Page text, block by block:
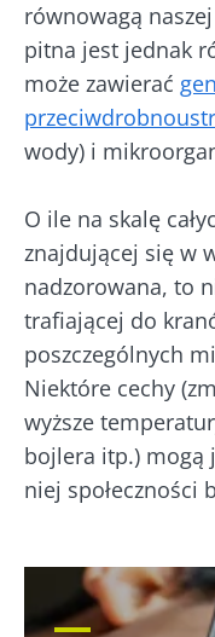
równowagą naszej
pitna jest jednak
może zawierać
wody) i
O ile na skalę
znajdującej się w
nadzorowana, to
trafiającej do
poszczególnych
Niektóre cechy
wyższe
bojlera itp.) mogą
niej społeczności